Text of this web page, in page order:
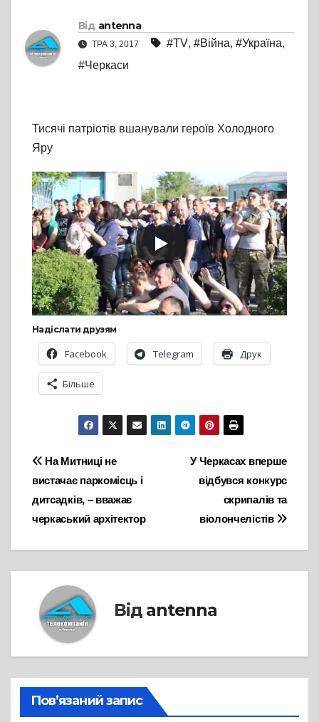
Від antenna
ТРА 3, 2017 #TV, #Війна, #Україна,
#Черкаси
Тисячі патріотів вшанували героїв Холодного
Яру
Надіслати друзям
Facebook Telegram Друк
Більше
Навігація
записів
У Черкасах вперше
відбувся конкурс
скрипалів та
віолончелістів
На Митниці не
вистачає паркомісць і
дитсадків, – вважає
черкаський архітектор
Від antenna
Пов’язаний запис